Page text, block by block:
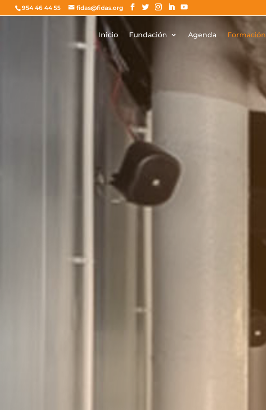
954 46 44 55 fidas@fidas.org
Inicio Fundación Agenda Formación